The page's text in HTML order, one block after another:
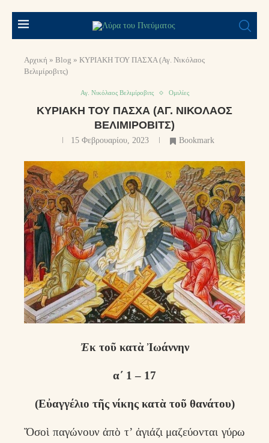
Αρχική » Blog » ΚΥΡΙΑΚΗ ΤΟΥ ΠΑΣΧΑ (Αγ. Νικόλαος
Βελιμίροβιτς)
Αγ. Νικόλαος Βελιμίροβιτς Ομιλίες
ΚΥΡΙΑΚΗ ΤΟΥ ΠΑΣΧΑ (ΑΓ. ΝΙΚΌΛΑΟΣ
ΒΕΛΙΜΊΡΟΒΙΤΣ)
15 Φεβρουαρίου, 2023 Bookmark
Ἐκ τοῦ κατὰ Ἰωάννην
α΄ 1 – 17
(Εὐαγγέλιο τῆς νίκης κατὰ τοῦ θανάτου)
Ὄσοὶ παγώνουν ἀπὸ τ’ ἀγιάζι μαζεύονται γύρω